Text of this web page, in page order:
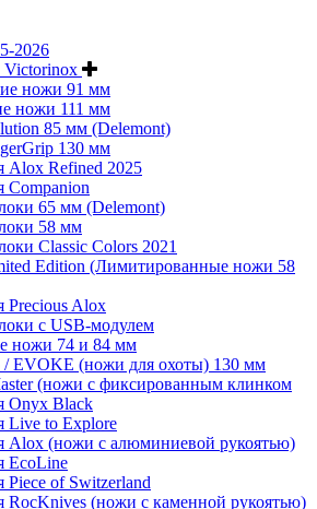
2026
ножи 91 мм
ножи 111 мм
85 мм (Delemont)
130 мм
Alox Refined 2025
Companion
65 мм (Delemont)
58 мм
Classic Colors 2021
Edition (Лимитированные ножи 58
Precious Alox
с USB-модулем
ножи 74 и 84 мм
/ EVOKE (ножи для охоты) 130 мм
(ножи с фиксированным клинком
Onyx Black
Live to Explore
Alox (ножи с алюминиевой рукоятью)
EcoLine
Piece of Switzerland
RocKnives (ножи с каменной рукоятью)